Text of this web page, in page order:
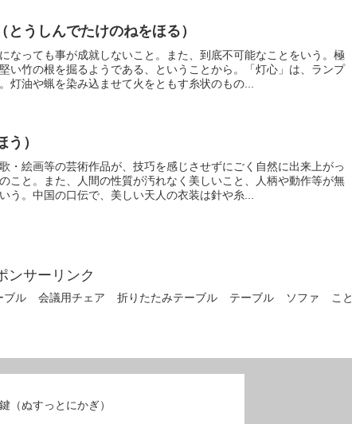
うしんでたけのねをほる）
なっても事が成就しないこと。また、到底不可能なことをいう。極
い竹の根を掘るようである、ということから。「灯心」は、ランプ
灯油や蝋を染み込ませて火をともす糸状のもの...
）
・絵画等の芸術作品が、技巧を感じさせずにごく自然に出来上がっ
こと。また、人間の性質が汚れなく美しいこと、人柄や動作等が無
う。中国の口伝で、美しい天人の衣装は針や糸...
ンサーリンク
ブル 会議用チェア 折りたたみテーブル テーブル ソファ
こと
（ぬすっとにかぎ）